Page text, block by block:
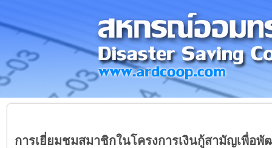
การเยี่ยมชมสมาชิกในโครงการเงินกู้สามัญเพื่อ